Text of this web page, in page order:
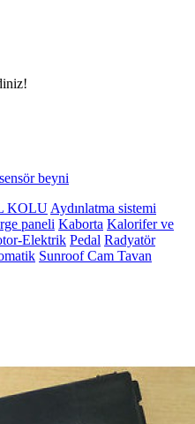
beyni
KOLU Aydınlatma sistemi
paneli Kaborta Kalorifer ve
Elektrik Pedal Radyatör
Sunroof Cam Tavan